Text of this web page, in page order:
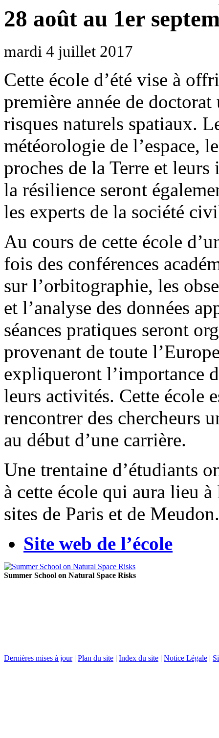
28 août au 1er
mardi 4 juillet 2017
Cette école d’été vise à
première année de
risques naturels spatiaux.
météorologie de l’espace,
proches de la Terre et leurs
la résilience seront
les experts de la société
Au cours de cette école
fois des conférences
sur l’orbitographie, les
et l’analyse des données
séances pratiques seront
provenant de toute
expliqueront l’importance
leurs activités. Cette école
rencontrer des chercheurs
au début d’une carrière.
Une trentaine d’étudiants
à cette école qui aura lieu
sites de Paris et de Meudon.
Site web de l’école
Summer School on Natural Space Risks
Dernières mises à jour| Plan du site | Index du site | Notice Légale |